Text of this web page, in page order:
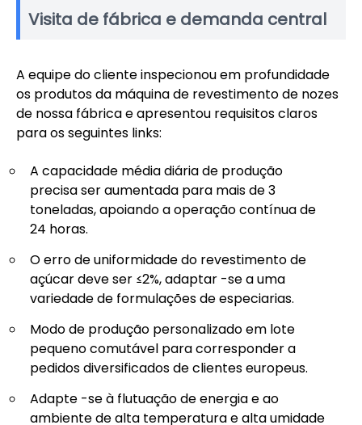
Visita de fábrica e demanda central
A equipe do cliente inspecionou em profundidade
os produtos da máquina de revestimento de nozes
de nossa fábrica e apresentou requisitos claros
para os seguintes links:
A capacidade média diária de produção
precisa ser aumentada para mais de 3
toneladas, apoiando a operação contínua de
24 horas.
O erro de uniformidade do revestimento de
açúcar deve ser ≤2%, adaptar -se a uma
variedade de formulações de especiarias.
Modo de produção personalizado em lote
pequeno comutável para corresponder a
pedidos diversificados de clientes europeus.
Adapte -se à flutuação de energia e ao
ambiente de alta temperatura e alta umidade